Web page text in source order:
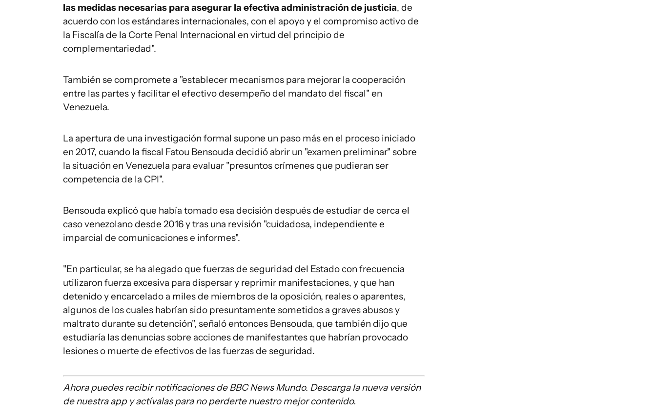
las medidas necesarias para asegurar la efectiva administración de justicia, de
acuerdo con los estándares internacionales, con el apoyo y el compromiso activo de
la Fiscalía de la Corte Penal Internacional en virtud del principio de
complementariedad".
También se compromete a "establecer mecanismos para mejorar la cooperación
entre las partes y facilitar el efectivo desempeño del mandato del fiscal" en
Venezuela.
La apertura de una investigación formal supone un paso más en el proceso iniciado
en 2017, cuando la fiscal Fatou Bensouda decidió abrir un "examen preliminar" sobre
la situación en Venezuela para evaluar "presuntos crímenes que pudieran ser
competencia de la CPI".
Bensouda explicó que había tomado esa decisión después de estudiar de cerca el
caso venezolano desde 2016 y tras una revisión "cuidadosa, independiente e
imparcial de comunicaciones e informes".
"En particular, se ha alegado que fuerzas de seguridad del Estado con frecuencia
utilizaron fuerza excesiva para dispersar y reprimir manifestaciones, y que han
detenido y encarcelado a miles de miembros de la oposición, reales o aparentes,
algunos de los cuales habrían sido presuntamente sometidos a graves abusos y
maltrato durante su detención", señaló entonces Bensouda, que también dijo que
estudiaría las denuncias sobre acciones de manifestantes que habrían provocado
lesiones o muerte de efectivos de las fuerzas de seguridad.
Ahora puedes recibir notificaciones de BBC News Mundo. Descarga la nueva versión
de nuestra app y actívalas para no perderte nuestro mejor contenido.